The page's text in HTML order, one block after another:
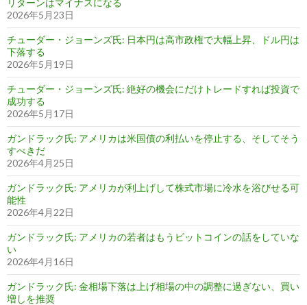
リターンはマイナスになる
2026年5月23日
チューダー・ジョーンズ氏: 日本円は高市政権で大幅上昇、ドル円は
下落する
2026年5月19日
チューダー・ジョーンズ氏: 絶好の機会にだけトレードすれば投資で
成功する
2026年5月17日
ガンドラック氏: アメリカは米国債の利払いを停止する、そしてそう
すべきだ
2026年4月25日
ガンドラック氏: アメリカが利上げして株式市場に冷水を浴びせる可
能性
2026年4月22日
ガンドラック氏: アメリカの若者はもうビットコインの話をしていな
い
2026年4月16日
ガンドラック氏: 金相場下落は上げ相場の中の調整に過ぎない、買い
増しを推奨